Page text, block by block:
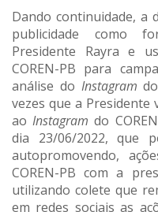
Dando continuidade, a
publicidade como
Presidente Rayra e
COREN-PB para
análise do Instagram
vezes que a Presidente
aoInstagram do
dia 23/06/2022, que
autopromovendo,
COREN-PB com a
utilizando colete que
em redes sociais as